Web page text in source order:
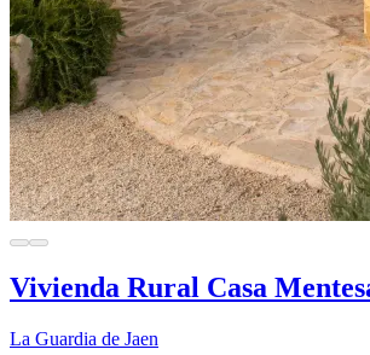
Vivienda Rural Casa
La Guardia de Jaen